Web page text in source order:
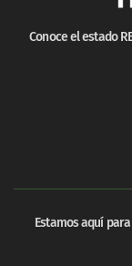
Conoce el estado
Estamos aquí